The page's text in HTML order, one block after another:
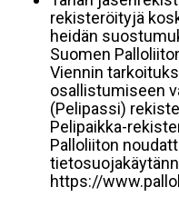
rekisteröityjä
heidän
Suomen
Viennin
osallistumiseen
(Pelipassi)
Pelipaikka-
Palloliiton
https://